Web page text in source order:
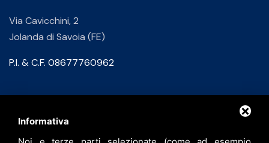
Via Cavicchini, 2
Jolanda di Savoia (FE)
P.I. & C.F. 08677760962
Informativa